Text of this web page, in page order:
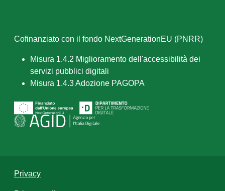
Cofinanziato con il fondo NextGenerationEU (PNRR)
Misura 1.4.2 Miglioramento dell'accessibilità dei
servizi pubblici digitali
Misura 1.4.3 Adozione PAGOPA
Privacy